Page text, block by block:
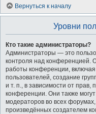
Вернуться к началу
Уровни
Кто такие администраторы?
Администраторы — это
контроля над конференцией.
работы конференции,
пользователей, создание
и т. п., в зависимости от
конференции. Они также
модераторов во всех
произведённых создателем